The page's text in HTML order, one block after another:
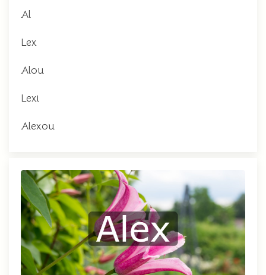
Al
Lex
Alou
Lexi
Alexou